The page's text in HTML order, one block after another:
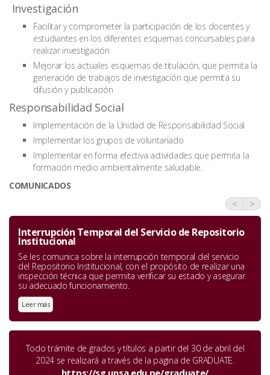
Investigación
Facilitar y comprometer la participación de los docentes y
estudiantes en los diferentes esquemas concursables para
realizar investigación
Mejorar los actuales esquemas de titulación, que permita la
generación de trabajos de investigación que permita su
difusión y publicación
Responsabilidad Social
Implementación de la Unidad de Responsabilidad Social
Implementar los grupos de voluntariado
Implementar en forma efectiva actividades que permita la
formación medio ambientalmente saludable.
COMUNICADOS
< >
Interrupción Temporal del Servicio de Repositorio
Institucional
Se les comunica sobre la interrupción temporal del servicio
del Repositorio Institucional, con el propósito de realizar una
inspección técnica que permita verificar su estado y asegurar
su adecuado funcionamiento.
Leer más
Todo trámite de grados y títulos a partir del 30 de abril del
2024 se realizará a través de la pagina de GRADUATE.
https://sg.unsa.edu.pe/graduate/